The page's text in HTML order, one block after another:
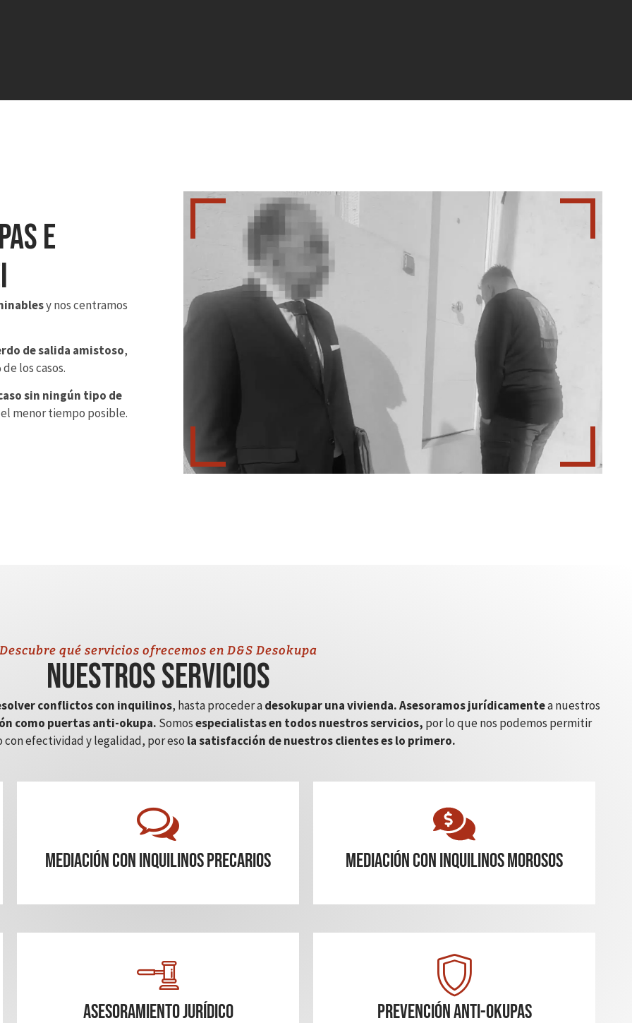
e
y nos centramos
de salida amistoso,
los casos.
sin ningún tipo de
menor tiempo posible.
qué servicios ofrecemos en D&S Desokupa
Nuestros servicios
conflictos con inquilinos, hasta proceder adesokupar una vivienda.Asesoramos jurídicamentea nuestros
como puertas anti-okupa. Somosespecialistas en todos nuestros servicios, por lo que nos podemos permitir
efectividad y legalidad, por eso la satisfacción de nuestros clientes es lo primero.
mediación con inquilinos precarios mediación con inquilinos morosos
Asesoramiento Jurídico Prevención Anti-Okupas